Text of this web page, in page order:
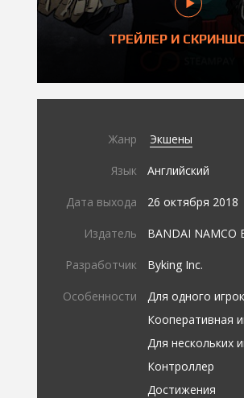
ТРЕЙЛЕР И
Жанр Экшены
Язык Английский
Дата выхода 26 октября 2018
Издатель BANDAI NAMCO
Разработчик Byking Inc.
Особенности
Для одного
Кооперативная
Для нескольких
Контроллер
Достижения